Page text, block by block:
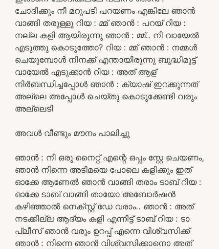
ചോദിക്കും നീ മറുപടി പറയണം എങ്കിലേ ഞാൻ
വാങ്ങി തരുള്ളൂ റിയ : മ്മ് ഞാൻ : പറയ് റിയ :
നല്ല കളി ആയിരുന്നു ഞാൻ : മ്മ്.. നീ വായേൽ
എടുത്തു കൊടുത്തോ? റിയ : മ്മ് ഞാൻ : നമ്മൾ
ചെയുമ്പോൾ നിനക്ക് എന്തായിരുന്നു ബുദ്ധിമുട്ട്
വായേൽ എടുക്കാൻ റിയ : അത് ആള്
നിർബന്ധിച്ചപ്പോൾ ഞാൻ : ക്യാഷ് ഇറക്കുന്നത്
അല്ലെ അപ്പോൾ ചെയ്തു കൊടുക്കേണ്ടി വരും
അല്ലെടി
അവൾ വീണ്ടും മൗനം പാലിച്ചു
ഞാൻ : നീ ഒരു നൈറ്റ് എന്റെ ഒപ്പം സ്റ്റേ ചെയണം,
ഞാൻ നിന്നെ അടിമയെ പോലെ കളിക്കും ഇത്
ഓക്കേ ആണേൽ ഞാൻ വാങ്ങി തരാം ടാബ് റിയ :
ഓക്കേ ടാബ് വാങ്ങി തായോ അബോർഷൻ
കഴിഞ്ഞാൽ നെക്സ്റ്റ് ഡേ വരാം.. ഞാൻ : അത്
നടക്കില്ല ആദ്യം കളി എന്നിട്ട് ടാബ് റിയ : ടാ
പ്ലീസ് ഞാൻ വരും ഉറപ്പ് എന്നെ വിശ്വസിക്ക്
ഞാൻ : നിന്നെ ഞാൻ വിശ്വസിക്കാനൊ അത്